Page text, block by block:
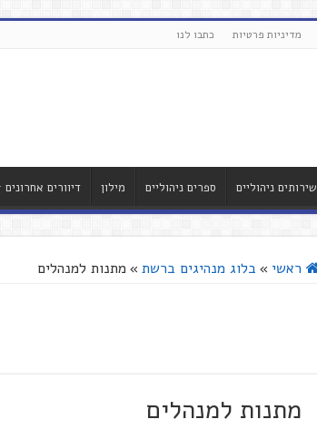
מדיניות פרטיות כתבו לנו
שירותים ניהוליים ספרים ניהוליים מילון דיוורים אחרונים
ראשי » בלוג מנהיגים ברשת » מתנות למנהלים
מתנות למנהלים